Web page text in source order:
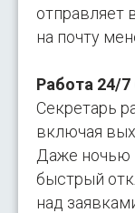
отправляет
на почту
Работа 24/
Секретарь
включая
Даже ночью
быстрый
над